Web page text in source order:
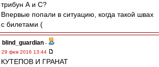
трибун А и С?
Впервые попали в ситуацию, когда такой швах
с билетами (
blind_guardian -
29 фев 2016 13:44
КУТЕПОВ И ГРАНАТ